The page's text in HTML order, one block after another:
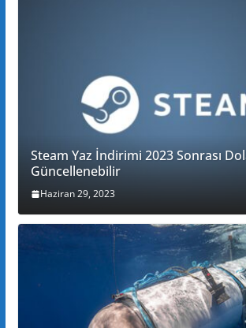
Steam Yaz İndirimi 2023 Sonrası
Güncellenebilir
Haziran 29, 2023